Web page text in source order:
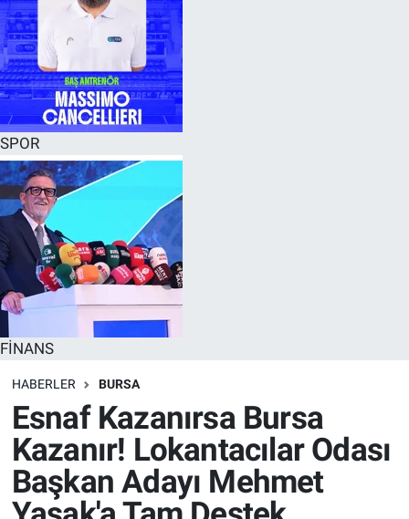
SPOR
FİNANS
HABERLER BURSA
Esnaf Kazanırsa Bursa
Kazanır! Lokantacılar Odası
Başkan Adayı Mehmet